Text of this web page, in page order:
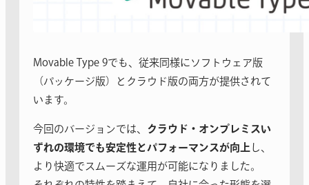
Movable Type 9でも、従来同様にソフトウェア版
（パッケージ版）とクラウド版の両方が提供されて
います。
今回のバージョンでは、
クラウド・オンプレミスい
ずれの環境でも安定性とパフォーマンスが向上 し、
より快適でスムーズな運用が可能になりました。